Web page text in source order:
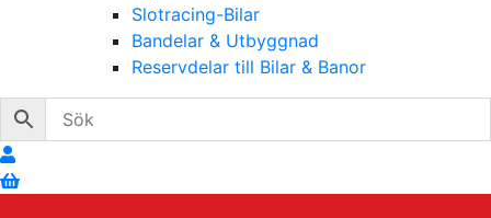
Slotracing-Bilar
Bandelar & Utbyggnad
Reservdelar till Bilar & Banor